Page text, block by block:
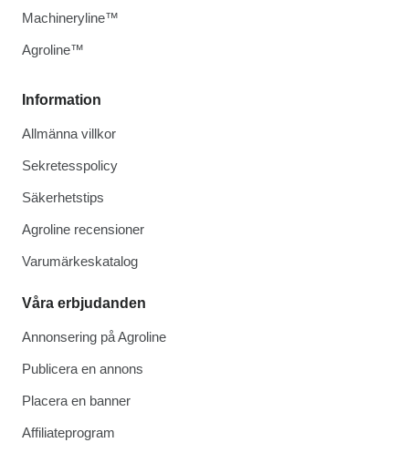
Information
Allmänna villkor
Sekretesspolicy
Säkerhetstips
Agroline recensioner
Varumärkeskatalog
Våra erbjudanden
Annonsering på Agroline
Publicera en annons
Placera en banner
Affiliateprogram
Machineryline™
Agroline™